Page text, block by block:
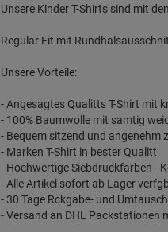
Unsere Kinder T-Shirts sind mit
Regular Fit mit
Unsere Vorteile:
- Angesagtes Qualitts T-Shirt mit
- 100% Baumwolle mit samtig
- Bequem sitzend und angenehm
- Marken T-Shirt in bester Qualitt
- Hochwertige Siebdruckfarben -
- Alle Artikel sofort ab Lager
- 30 Tage Rckgabe- und
- Versand an DHL Packstationen